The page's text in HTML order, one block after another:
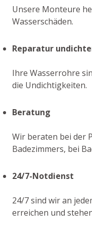
Unsere Monteure
Wasserschäden.
Reparatur
Ihre Wasserrohre
die Undichtigkeiten.
Beratung
Wir beraten bei der
Badezimmers, bei
24/7-Notdienst
24/7 sind wir an
erreichen und